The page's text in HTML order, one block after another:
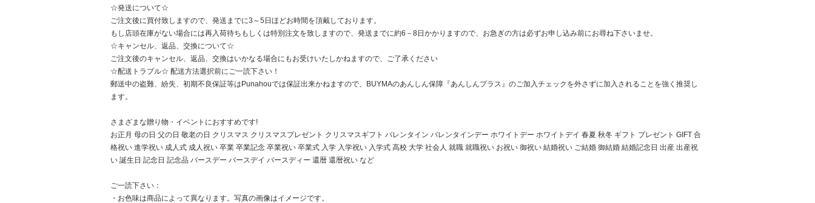
☆発送について☆
ご注文後に買付致しますので、発送までに3～5日ほどお時間を頂戴しております。
もし店頭在庫がない場合には再入荷待ちもしくは特別注文を致しますので、発送までに約6－8日かかりますので、お急ぎの方は必ずお申し込み前にお尋ね下さいませ。
☆キャンセル、返品、交換について☆
ご注文後のキャンセル、返品、交換はいかなる場合にもお受けいたしかねますので、ご了承ください
☆配送トラブル☆ 配送方法選択前にご一読下さい！
郵送中の盗難、紛失、初期不良保証等はPunahouでは保証出来かねますので、BUYMAのあんしん保障『あんしんプラス』のご加入チェックを外さずに加入されることを強く推奨し
ます。
さまざまな贈り物・イベントにおすすめです!
お正月 母の日 父の日 敬老の日 クリスマス クリスマスプレゼント クリスマスギフト バレンタイン バレンタインデー ホワイトデー ホワイトデイ 春夏 秋冬 ギフト プレゼント GIFT 合
格祝い 進学祝い 成人式 成人祝い 卒業 卒業記念 卒業祝い 卒業式 入学 入学祝い 入学式 高校 大学 社会人 就職 就職祝い お祝い 御祝い 結婚祝い ご結婚 御結婚 結婚記念日 出産 出産祝
い 誕生日 記念日 記念品 バースデー バースデイ バースディー 還暦 還暦祝い など
ご一読下さい：
・お色味は商品によって異なります。写真の画像はイメージです。